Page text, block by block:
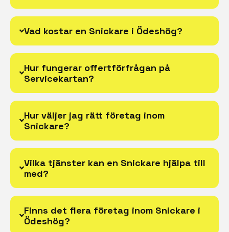
Vad kostar en Snickare i Ödeshög?
Hur fungerar offertförfrågan på
Servicekartan?
Hur väljer jag rätt företag inom
Snickare?
Vilka tjänster kan en Snickare hjälpa till
med?
Finns det flera företag inom Snickare i
Ödeshög?